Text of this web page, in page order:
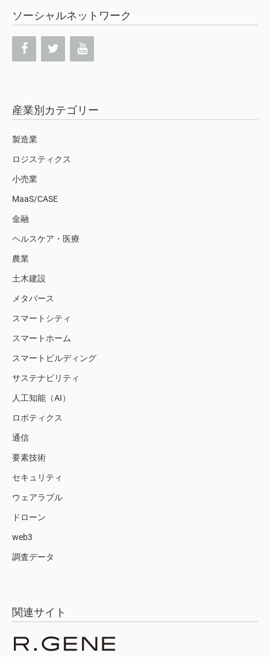
ソーシャルネットワーク
産業別カテゴリー
製造業
ロジスティクス
小売業
MaaS/CASE
金融
ヘルスケア・医療
農業
土木建設
メタバース
スマートシティ
スマートホーム
スマートビルディング
サステナビリティ
人工知能（AI）
ロボティクス
通信
要素技術
セキュリティ
ウェアラブル
ドローン
web3
調査データ
関連サイト